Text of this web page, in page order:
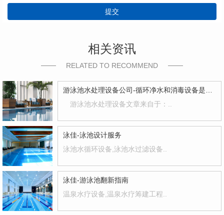
提交
相关资讯
RELATED TO RECOMMEND
游泳池水处理设备文章来自于：..
泳佳-泳池设计服务
泳池水循环设备,泳池水过滤设备..
泳佳-游泳池翻新指南
温泉水疗设备,温泉水疗筹建工程..